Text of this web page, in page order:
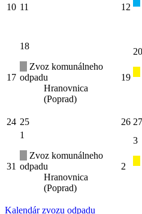
10 11 12
17
18
Zvoz komunálneho
odpadu
Hranovnica
(Poprad)
19
20
24 25 26 27
31
1
Zvoz komunálneho
odpadu
Hranovnica
(Poprad)
2
3
Kalendár zvozu odpadu